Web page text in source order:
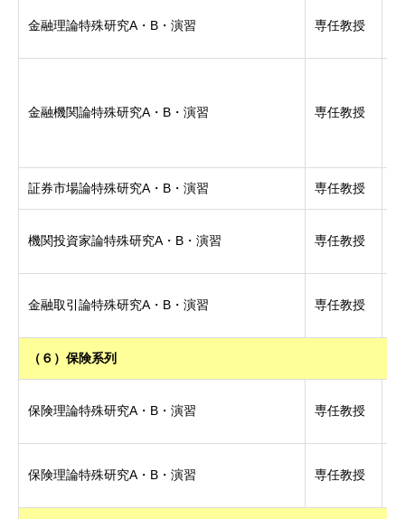
金融理論特殊研究A・B・演習 専任教授
金融機関論特殊研究A・B・演習 専任教授
証券市場論特殊研究A・B・演習 専任教授
機関投資家論特殊研究A・B・演習 専任教授
金融取引論特殊研究A・B・演習 専任教授
（６）保険系列
保険理論特殊研究A・B・演習 専任教授
保険理論特殊研究A・B・演習 専任教授